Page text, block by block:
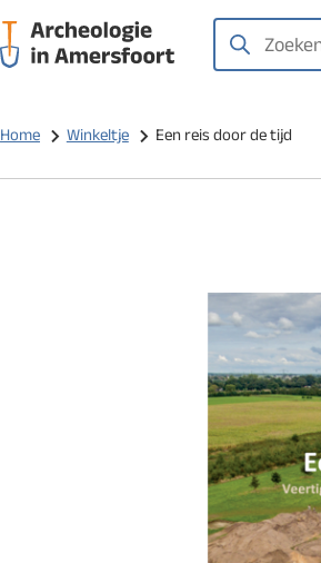
Opgravingen
Zoeken
Home Winkeltje Een reis door de tijd